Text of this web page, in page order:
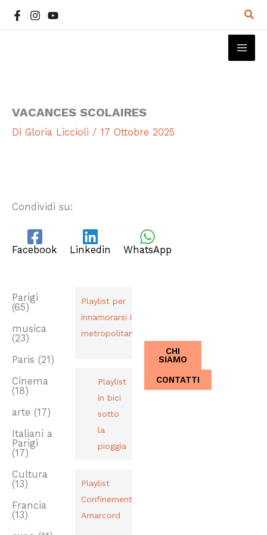
VACANCES SCOLAIRES
Di Gloria Liccioli / 17 Ottobre 2025
Condividi su:
Facebook Linkedin WhatsApp
CHI
SIAMO
CONTATTI
Playlist per
innamorarsi in
metropolitana
Playlist
in bici
sotto
la
pioggia
Playlist
Confinement
Amarcord
Parigi
(65)
musica
(23)
Paris(21)
Cinema
(18)
arte(17)
Italiani a
Parigi
(17)
Cultura
(13)
Francia
(13)